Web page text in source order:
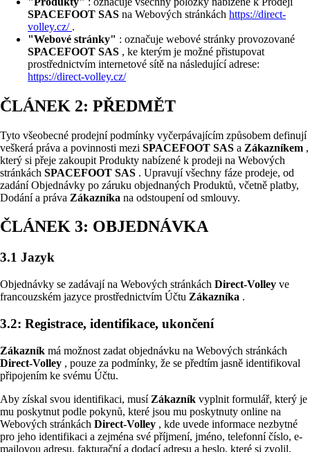
SPACEFOOT SAS na Webových stránkách https://direct-
volley.cz/ .
"Webové stránky" : označuje webové stránky provozované
SPACEFOOT SAS , ke kterým je možné přistupovat
prostřednictvím internetové sítě na následující adrese:
https://direct-volley.cz/
ČLÁNEK 2: PŘEDMĚT
Tyto všeobecné prodejní podmínky vyčerpávajícím způsobem definují
veškerá práva a povinnosti mezi SPACEFOOT SAS a Zákazníkem ,
který si přeje zakoupit Produkty nabízené k prodeji na Webových
stránkách SPACEFOOT SAS . Upravují všechny fáze prodeje, od
zadání Objednávky po záruku objednaných Produktů, včetně platby,
Dodání a práva Zákazníka na odstoupení od smlouvy.
ČLÁNEK 3: OBJEDNÁVKA
3.1 Jazyk
Objednávky se zadávají na Webových stránkách Direct-Volley ve
francouzském jazyce prostřednictvím Účtu Zákazníka .
3.2: Registrace, identifikace, ukončení
Zákazník má možnost zadat objednávku na Webových stránkách
Direct-Volley , pouze za podmínky, že se předtím jasně identifikoval
připojením ke svému Účtu.
Aby získal svou identifikaci, musí Zákazník vyplnit formulář, který je
mu poskytnut podle pokynů, které jsou mu poskytnuty online na
Webových stránkách Direct-Volley , kde uvede informace nezbytné
pro jeho identifikaci a zejména své příjmení, jméno, telefonní číslo, e-
mailovou adresu, fakturační a dodací adresu a heslo, které si zvolil.